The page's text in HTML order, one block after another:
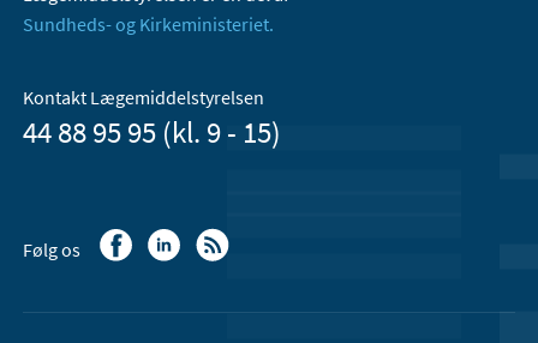
Sundheds- og Kirkeministeriet.
Kontakt Lægemiddelstyrelsen
44 88 95 95 (kl. 9 - 15)
Følg os